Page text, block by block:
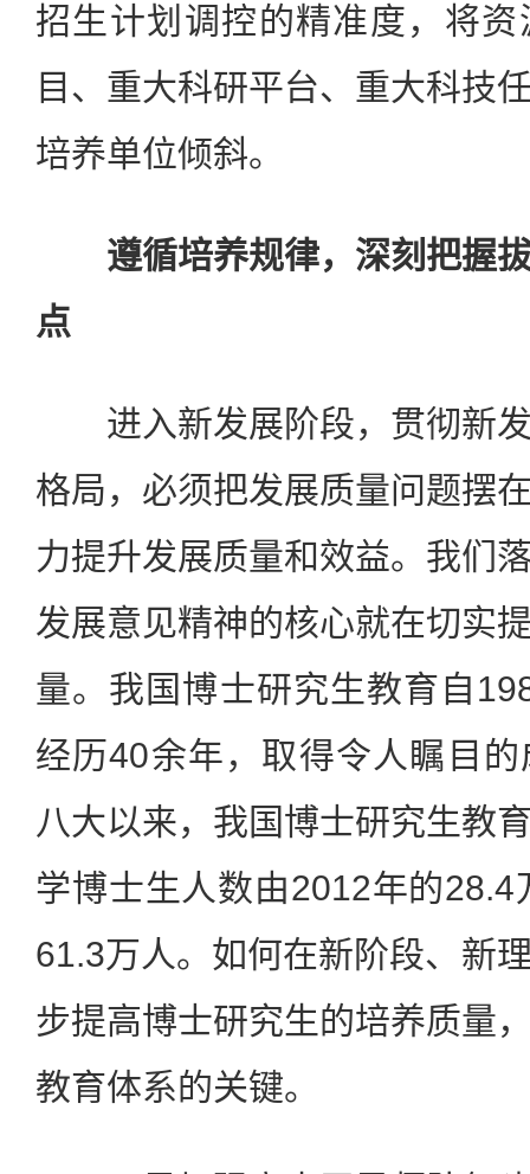
招生计划调控的精准度，将
目、重大科研平台、重大科技
培养单位倾斜。
遵循培养规律，深刻把握
点
进入新发展阶段，贯彻新发
格局，必须把发展质量问题摆
力提升发展质量和效益。我们
发展意见精神的核心就在切实
量。我国博士研究生教育自
经历40余年，取得令人瞩目
八大以来，我国博士研究生教
学博士生人数由2012年的
61.3万人。如何在新阶段、新
步提高博士研究生的培养质量
教育体系的关键。